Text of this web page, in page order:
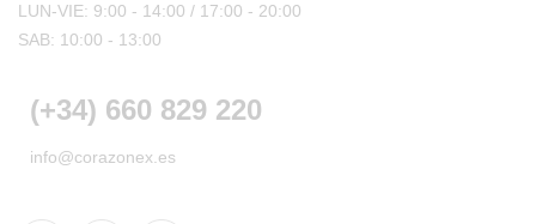
LUN-VIE: 9:00 - 14:00 / 17:00 - 20:00
SAB: 10:00 - 13:00
(+34) 660 829 220
info@corazonex.es